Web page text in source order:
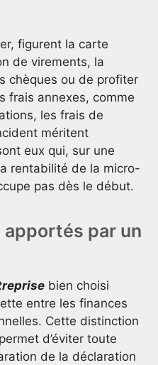
figurent la carte
de virements, la
chèques ou de profiter
frais annexes, comme
les frais de
méritent
eux qui, sur une
rentabilité de la micro-
pas dès le début.
apportés par un
bien choisi
entre les finances
Cette distinction
d’éviter toute
de la déclaration